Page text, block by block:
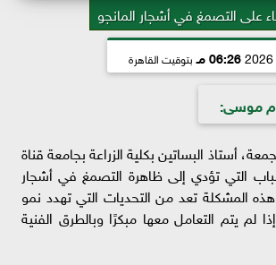
على التصمغ في أشجار المانجو
06:26 مـ بتوقيت القاهرة
موسى:
أستاذ البساتين بكلية الزراعة بجامعة قناة
التي تؤدي إلى ظاهرة التصمغ في أشجار
المشكلة تعد من التحديات التي تهدد نمو
إذا لم يتم التعامل معها مبكرًا وبالطرق الفنية